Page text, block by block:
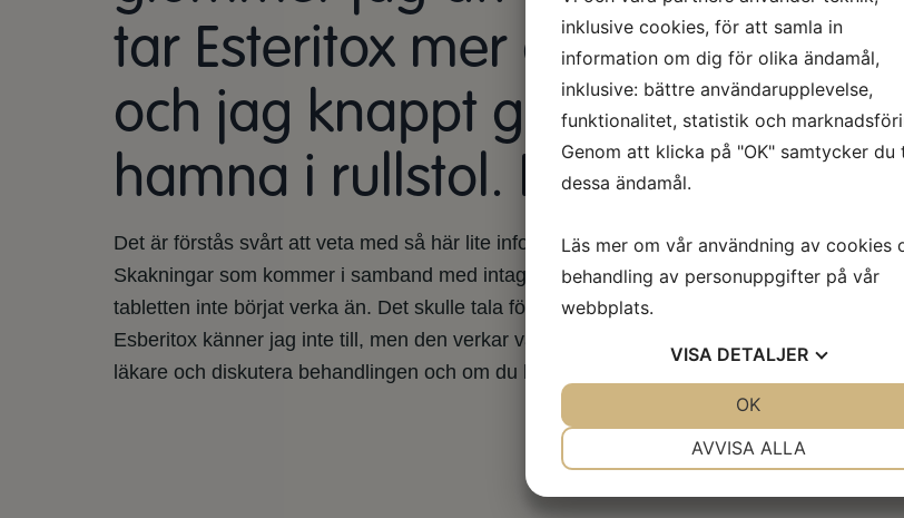
tar Esteritox mer och mer. Mina
och jag knappt gå för egen
hamna i rullstol. Har jag
Det är förstås svårt att veta med så här lite information, men om du har haft
Skakningar som kommer i samband med intag av Madopark beror ofta på att effekten
tabletten inte börjat verka än. Det skulle tala för att det är Parkinson du har. De allra
Esberitox känner jag inte till, men den verkar vara ett växtbaserat läkemedel mot
läkare och diskutera behandlingen och om du har någon annan sjukdom som påverkar
inklusive cookies, för att samla in
information om dig för olika ändamål,
inklusive: bättre användarupplevelse,
funktionalitet, statistik och
Genom att klicka på "OK" samtycker du
dessa ändamål.
Läs mer om vår användning av cookies
behandling av personuppgifter på vår
webbplats.
VISA DETALJER
AVVISA ALLA
OK